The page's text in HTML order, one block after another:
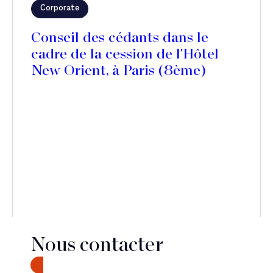
Corporate
Conseil des cédants dans le
cadre de la cession de l'Hôtel
New Orient, à Paris (8ème)
Nous contacter